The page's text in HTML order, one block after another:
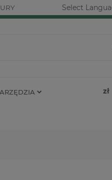
Select